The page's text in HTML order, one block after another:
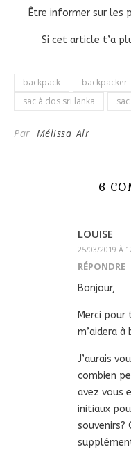
Être informer sur les
Si cet article t’a
backpack backpacker
sac à dos sri lanka
Par Mélissa_Alr
6
LOUISE
25/03/2019 À
RÉPONDRE
Bonjour,
Merci pour
m’aidera
J’aurais
combien
avez vous
initiaux
souvenirs?